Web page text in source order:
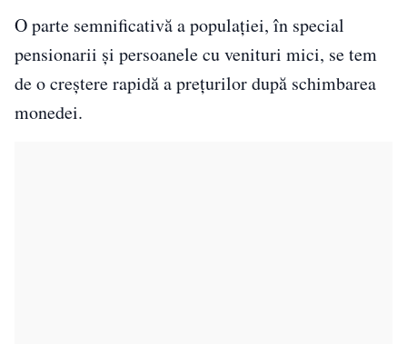
O parte semnificativă a populației, în special
pensionarii și persoanele cu venituri mici, se tem
de o creștere rapidă a prețurilor după schimbarea
monedei.